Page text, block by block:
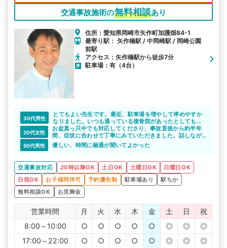
交通事故施術の無料相談あり
住所：愛知県岡崎市矢作町加護畑84-1
最寄り駅： 矢作橋駅 / 中岡崎駅 / 岡崎公園
前駅
アクセス：矢作橋駅から徒歩7分
駐車場：有（4台）
30代男性
とてもよい先生です。最近、駐車場を増やして停めやすか
なりました。いつも通っている接骨院があったとしてもこ
ちらに相談した方がいいかもしれません。
20代女性
お盆真っ只中でも対応してくださり、事故直後から約半年
間、症状に合わせて丁寧にみていただきました。話しなが
らも施術はゆっくり丁寧で、安心しながら通院する事がで
きました。
50代男性 優しい、時間に融通が聞いてよかった
交通事故対応 20時以降OK 土日OK 土曜日OK
日曜日OK
日祝OK
お子様同伴可 予約優先制 駐車場あり
駅ちか
無料相談OK
お見舞金
営業時間 月 火 水 木 金 土 日
祝
8:00～10:00
○ ○ ○ ○ ○ ◎ ◎
◎
17:00～22:00
○ ○ ○ ○ ○ ◎ ◎ ◎